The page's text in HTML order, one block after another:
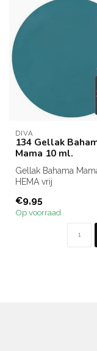
DIVA
134 Gellak
Mama 10 ml.
Gellak Bahama
HEMA vrij
€9,95
Op voorraad